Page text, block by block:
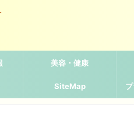
美容・健康
SiteMap